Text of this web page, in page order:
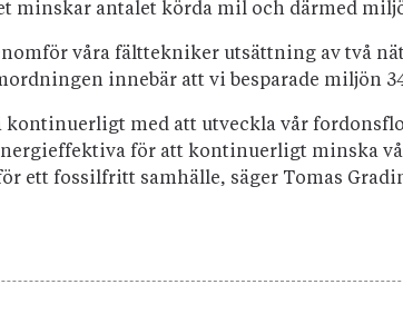
minskar antalet körda mil och därmed
våra fälttekniker utsättning av två
innebär att vi besparade miljön
kontinuerligt med att utveckla vår
för att kontinuerligt minska
ett fossilfritt samhälle, säger Tomas